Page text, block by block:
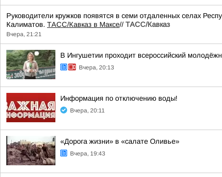
Руководители кружков появятся в семи отдаленных селах
Калиматов. ТАСС/Кавказ в Максе// ТАСС/Кавказ
Вчера, 21:21
В Ингушетии проходит всероссийский
Вчера, 20:13
Информация по отключению воды!
Вчера, 20:11
«Дорога жизни» в «салате Оливье»
Вчера, 19:43